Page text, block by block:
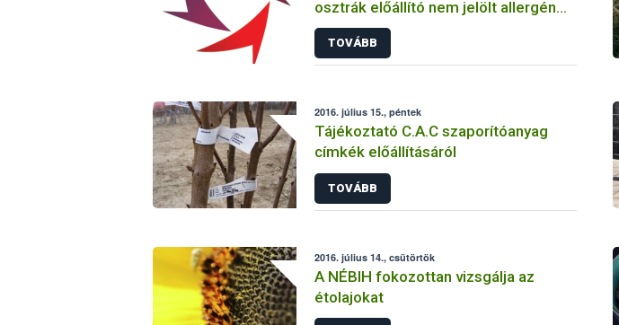
osztrák előállító nem jelölt allergén
(szezámmag) miatt
TOVÁBB
2016. július 15., péntek
Tájékoztató C.A.C szaporítóanyag
címkék előállításáról
TOVÁBB
2016. július 14., csütörtök
A NÉBIH fokozottan vizsgálja az
étolajokat